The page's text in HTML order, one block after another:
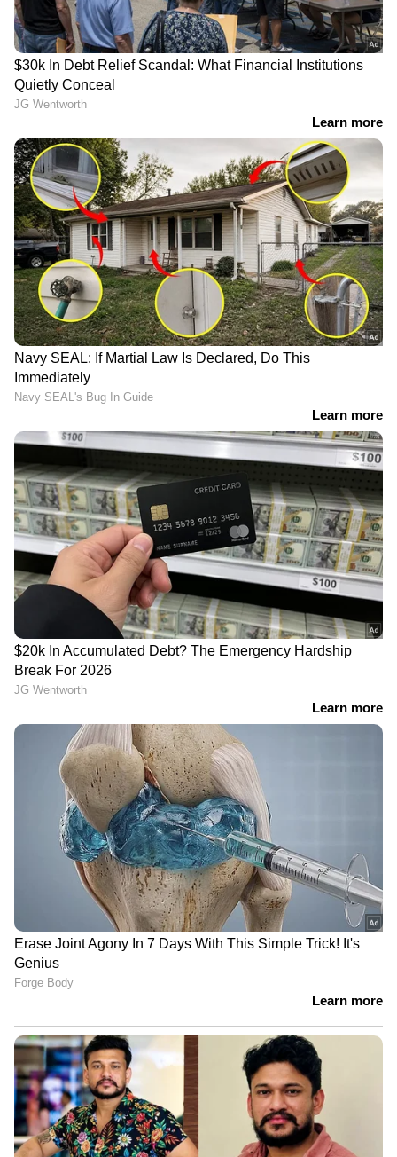
അവസാന ഓവറില്‍ 20 റണ്‍സായിരുന്നു
ഇന്ത്യക്ക് വേണ്ടത്. രണ്ട് ഫോറുകളും ഒരു
സിക്സും പായിച്ച രോഹിത് ഒരു പന്തില്‍ ആറ്
റണ്‍സെന്ന നിലയിലേക്ക് കാര്യങ്ങള്‍ എത്തിച്ചു.
പക്ഷേ, അവസാന പന്തില്‍ മുസ്താഫിസുര്‍
അനുവദിക്കാതിരുന്നതോടെ ബംഗ്ലാദേശ്
വിജയം പേരിലെഴുതുകയായിരുന്നു.
നേരത്തെ, ധാക്ക ഷേര്‍ ബംഗ്ലാ നാഷണല്‍
സ്റ്റേഡിയത്തിലെ ബാറ്റിംഗ് ദുഷ്‌കരമായ പിച്ചില്‍
ഏഴ് വിക്കറ്റ് നഷ്ടത്തില്‍ 271 റണ്‍സാണ്
ആതിഥേയര്‍ അടിച്ചെടുത്തത്. മെഹ്ദി ഹസന്‍
മിറാസിന്റെ (100) സെഞ്ചുറിയാണ്
ബംഗ്ലാദേശിനെ കൂറ്റന്‍ സ്‌കോറിലേക്ക് നയിച്ചത്.
മഹ്മുദുള്ളയുടെ (77) ഇന്നിംഗ്‌സും
നിര്‍ണായകമായി. വാഷിംഗ്ടണ്‍ മൂന്ന് വിക്കറ്റ്
വീഴ്ത്തി. മുഹമ്മദ് സിറാജ്, ഉമ്രാന്‍ മാലിക്ക്
എന്നിവര്‍ രണ്ട് വിക്കറ്റ് വീതം വീഴ്ത്തി.
ഒന്നുമങ്ങ് ശരിയാകുന്നില്ലല്ലോ; ഡെത്ത്
ഓവറില്‍ വീണ്ടും ഡെത്തായി ഇന്ത്യന്‍
ബൗളിംഗ്, 10 ഓവറില്‍ 102 റണ്‍സ്